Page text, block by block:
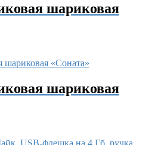
шариковая
шариковая